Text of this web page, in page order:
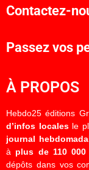
Contactez-
Passez vos
À PROPOS
Hebdo25 éditions
d’infos localesle
journal
à plus de 110 000
dépôts dans vos